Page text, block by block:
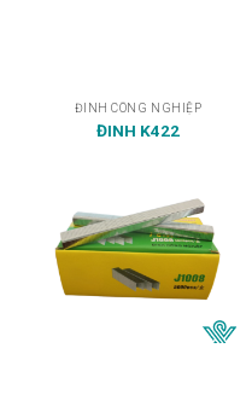
ĐINH CÔNG NGHIỆP
ĐINH K422